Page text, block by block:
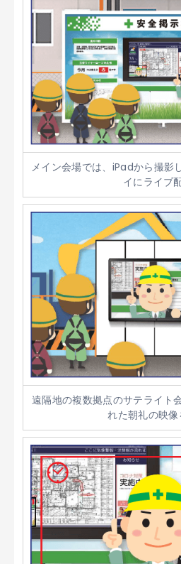
メイン会場では、iPadから撮影
イにライブ
遠隔地の複数拠点のサテライト
れた朝礼の映